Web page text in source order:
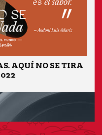
AQUÍ NO SE TIRA